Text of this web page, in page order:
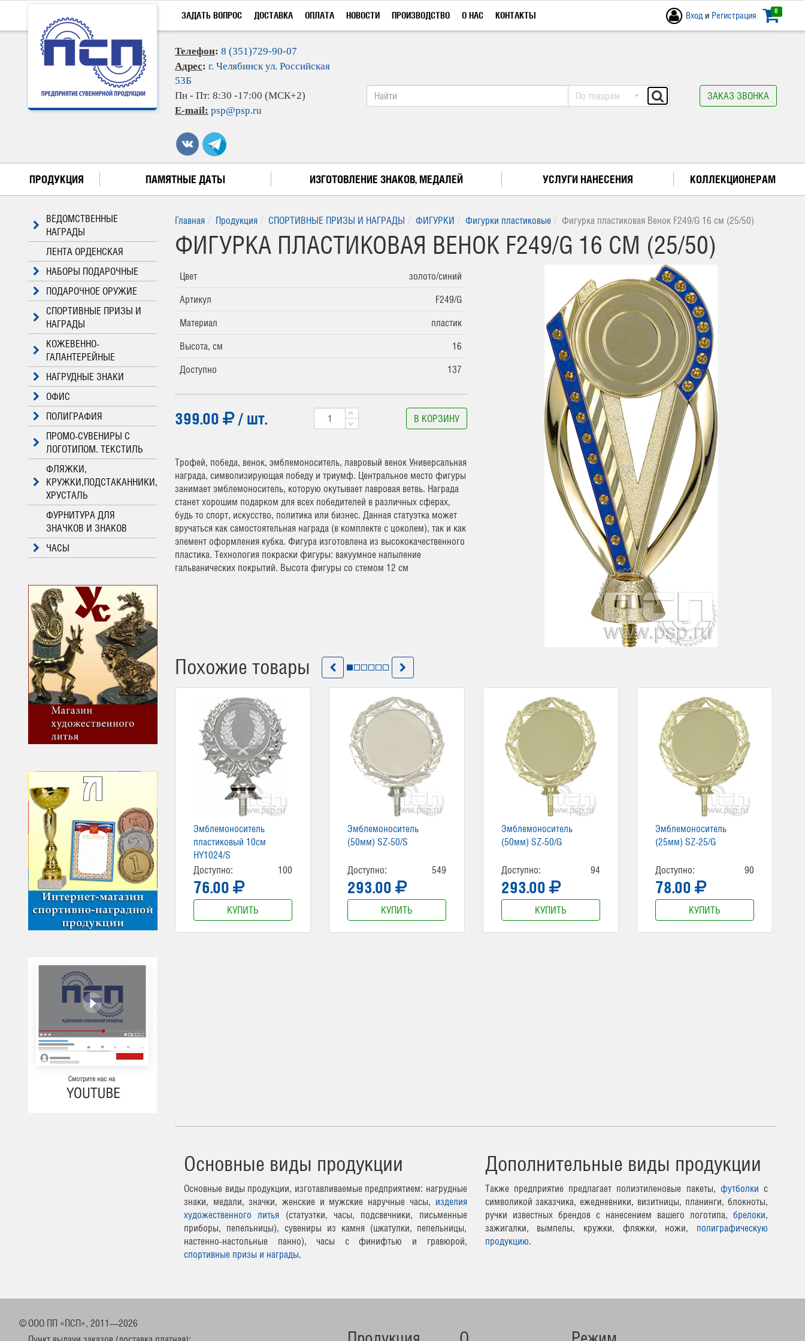
ЗАДАТЬ ВОПРОС ДОСТАВКА ОПЛАТА НОВОСТИ ПРОИЗВОДСТВО О НАС КОНТАКТЫ 0
Вход и Регистрация
Телефон: 8 (351)729-90-07
Адрес: г. Челябинск ул. Российская
53Б
Пн - Пт: 8:30 -17:00 (МСК+2)
E-mail: psp@psp.ru
По товарам ЗАКАЗ ЗВОНКА
ПРОДУКЦИЯ ПАМЯТНЫЕ ДАТЫ ИЗГОТОВЛЕНИЕ ЗНАКОВ, МЕДАЛЕЙ УСЛУГИ НАНЕСЕНИЯ КОЛЛЕКЦИОНЕРАМ
ВЕДОМСТВЕННЫЕ
НАГРАДЫ
ЛЕНТА ОРДЕНСКАЯ
НАБОРЫ ПОДАРОЧНЫЕ
ПОДАРОЧНОЕ ОРУЖИЕ
СПОРТИВНЫЕ ПРИЗЫ И
НАГРАДЫ
КОЖЕВЕННО-
ГАЛАНТЕРЕЙНЫЕ
НАГРУДНЫЕ ЗНАКИ
ОФИС
ПОЛИГРАФИЯ
ПРОМО-СУВЕНИРЫ С
ЛОГОТИПОМ. ТЕКСТИЛЬ
ФЛЯЖКИ,
КРУЖКИ,ПОДСТАКАННИКИ,
ХРУСТАЛЬ
ФУРНИТУРА ДЛЯ
ЗНАЧКОВ И ЗНАКОВ
ЧАСЫ
Главная Продукция СПОРТИВНЫЕ ПРИЗЫ И НАГРАДЫ ФИГУРКИ Фигурки пластиковые Фигурка пластиковая Венок F249/G 16 см (25/50)
ФИГУРКА ПЛАСТИКОВАЯ ВЕНОК F249/G 16 СМ (25/50)
Цвет
золото/синий
Артикул
F249/G
Материал
пластик
Высота, см
16
Доступно
137
399.00 / шт. В КОРЗИНУ
Трофей, победа, венок, эмблемоноситель, лавровый венок Универсальная
награда, символизирующая победу и триумф. Центральное место фигуры
занимает эмблемоноситель, которую окутывает лавровая ветвь. Награда
станет хорошим подарком для всех победителей в различных сферах,
будь то спорт, искусство, политика или бизнес. Данная статуэтка может
вручаться как самостоятельная награда (в комплекте с цоколем), так и как
элемент оформления кубка. Фигура изготовлена из высококачественного
пластика. Технология покраски фигуры: вакуумное напыление
гальванических покрытий. Высота фигуры со стемом 12 см
Похожие товары
Эмблемоноситель
пластиковый 10см
HY1024/S
Доступно:
100
76.00
КУПИТЬ
Эмблемоноситель
(50мм) SZ-50/S
Доступно: 549
293.00
КУПИТЬ
Эмблемоноситель
(50мм) SZ-50/G
Доступно: 94
293.00
КУПИТЬ
Эмблемоноситель
(25мм) SZ-25/G
Доступно: 90
78.00
КУПИТЬ
Основные виды продукции
Основные виды продукции, изготавливаемые предприятием: нагрудные
знаки, медали, значки, женские и мужские наручные часы, изделия
художественного литья (статуэтки, часы, подсвечники, письменные
приборы, пепельницы), сувениры из камня (шкатулки, пепельницы,
настенно-настольные панно), часы с финифтью и гравюрой,
спортивные призы и награды.
Дополнительные виды продукции
Также предприятие предлагает полиэтиленовые пакеты, футболки с
символикой заказчика, ежедневники, визитницы, планинги, блокноты,
ручки известных брендов с нанесением вашего логотипа, брелоки,
зажигалки, вымпелы, кружки, фляжки, ножи, полиграфическую
продукцию.
© ООО ПП «ПСП», 2011—2026